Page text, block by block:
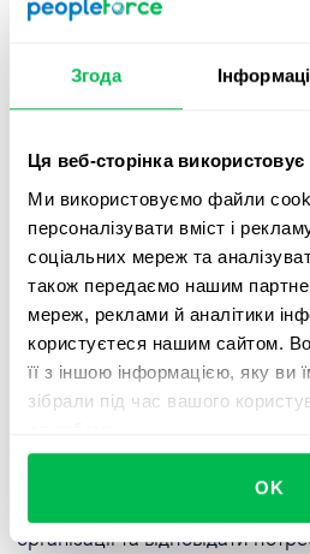
Згода
Ця веб-сторінка використовує
Ми використовуємо файли
персоналізувати вміст і
соціальних мереж та
також передаємо нашим
мереж, реклами й аналітики
користуєтеся нашим сайтом.
її з іншою інформацією, яку ви
зібрали під час вашого
OK
Менше часу, витраченого на
полегшує прийняття рішень
планування для керівників і
Збільшена залученість
можуть самостійно
пов'язаними з
запити на відпустку в системі.
відвідуваності
організації та відповідати